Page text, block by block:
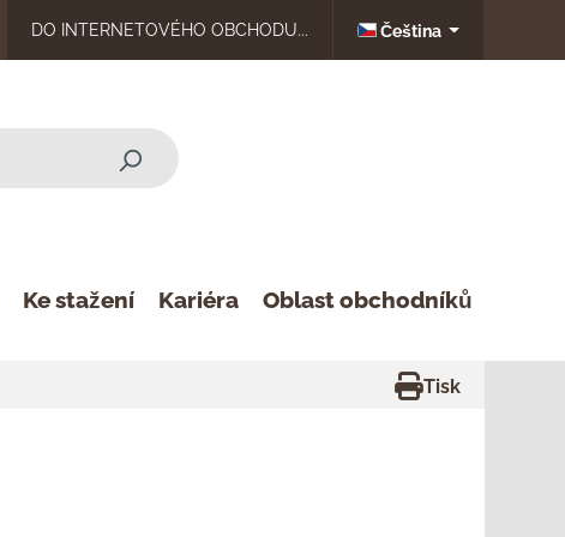
DO INTERNETOVÉHO OBCHODU... Čeština
Ke stažení Kariéra Oblast obchodníků
Tisk